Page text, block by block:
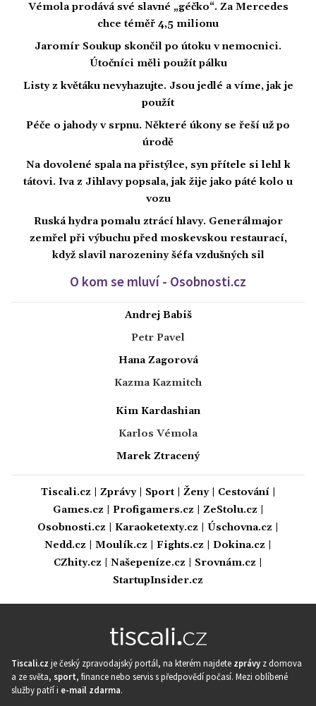
Vémola prodává své slavné „géčko“. Za Mercedes
chce téměř 4,5 milionu
Jaromír Soukup skončil po útoku v nemocnici.
Útočníci měli použít pálku
Listy z květáku nevyhazujte. Jsou jedlé a víme, jak je
použít
Péče o jahody v srpnu. Některé úkony se řeší už po
úrodě
Na dovolené spala na přistýlce, syn přítele si lehl k
tátovi. Iva z Jihlavy popsala, jak žije jako páté kolo u
vozu
Ruská hydra pomalu ztrácí hlavy. Generálmajor
zemřel při výbuchu před moskevskou restaurací,
když slavil narozeniny šéfa vzdušných sil
O kom se mluví - Osobnosti.cz
Andrej Babiš
Petr Pavel
Hana Zagorová
Kazma Kazmitch
Kim Kardashian
Karlos Vémola
Marek Ztracený
Tiscali.cz Zprávy| Sport| Ženy| Cestování|
Games.cz
Profigamers.cz ZeStolu.cz
Osobnosti.cz
Karaoketexty.cz Úschovna.cz
Nedd.cz
Moulík.cz Fights.cz Dokina.cz
CZhity.cz
Našepeníze.cz Srovnám.cz
StartupInsider.cz
Tiscali.cz je český zpravodajský portál, na kterém najdete zprávy z domova
a ze světa, sport, finance nebo servis s předpovědí počasí. Mezi oblíbené
služby patří i e-mail zdarma.